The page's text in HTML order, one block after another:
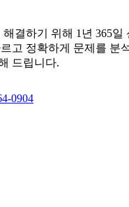
결하기 위해 1년 365일
고 정확하게 문제를 분
드립니다.
0904